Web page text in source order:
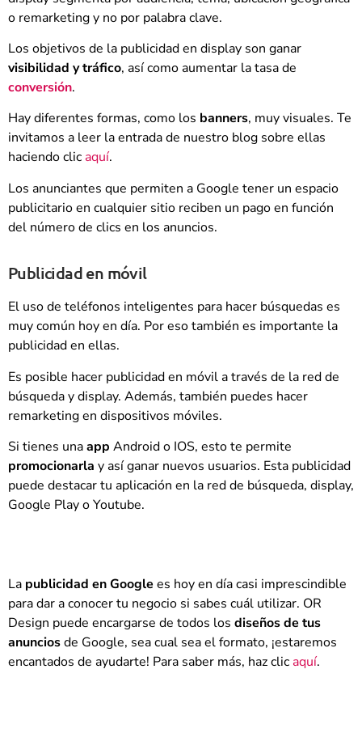
o remarketing y no por palabra clave.
Los objetivos de la publicidad en display son ganar
visibilidad y tráfico, así como aumentar la tasa de
conversión.
Hay diferentes formas, como los banners, muy visuales. Te
invitamos a leer la entrada de nuestro blog sobre ellas
haciendo clic aquí.
Los anunciantes que permiten a Google tener un espacio
publicitario en cualquier sitio reciben un pago en función
del número de clics en los anuncios.
Publicidad en móvil
El uso de teléfonos inteligentes para hacer búsquedas es
muy común hoy en día. Por eso también es importante la
publicidad en ellas.
Es posible hacer publicidad en móvil a través de la red de
búsqueda y display. Además, también puedes hacer
remarketing en dispositivos móviles.
Si tienes unaapp Android o IOS, esto te permite
promocionarla y así ganar nuevos usuarios. Esta publicidad
puede destacar tu aplicación en la red de búsqueda, display,
Google Play o Youtube.
La publicidad en Google es hoy en día casi imprescindible
para dar a conocer tu negocio si sabes cuál utilizar. OR
Design puede encargarse de todos los diseños de tus
anunciosde Google, sea cual sea el formato, ¡estaremos
encantados de ayudarte! Para saber más, haz clic aquí.